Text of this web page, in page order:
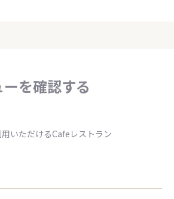
を確認する
いただけるCafeレストラン